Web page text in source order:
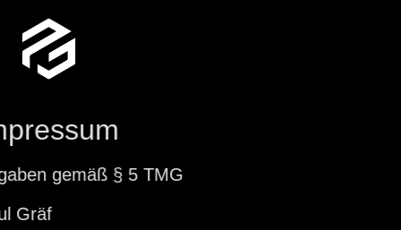
gemäß § 5 TMG
Gräf